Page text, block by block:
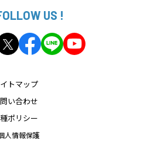
US !
トマップ
い合わせ
ポリシー
人情報保護